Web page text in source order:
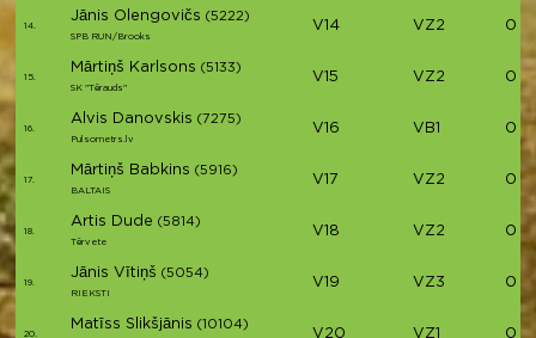
14.
Jānis Olengovičs (5222)
SPB RUN/Brooks
V14 VZ2
15.
Mārtiņš Karlsons (5133)
SK "Tērauds"
V15 VZ2
16.
Alvis Danovskis (7275)
Pulsometrs.lv
V16 VB1
17.
Mārtiņš Babkins (5916)
BALTAIS
V17 VZ2
18.
Artis Dude (5814)
Tērvete
V18 VZ2
19.
Jānis Vītiņš (5054)
RIEKSTI
V19 VZ3
20.
Matīss Slikšjānis (10104)
V20 VZ1